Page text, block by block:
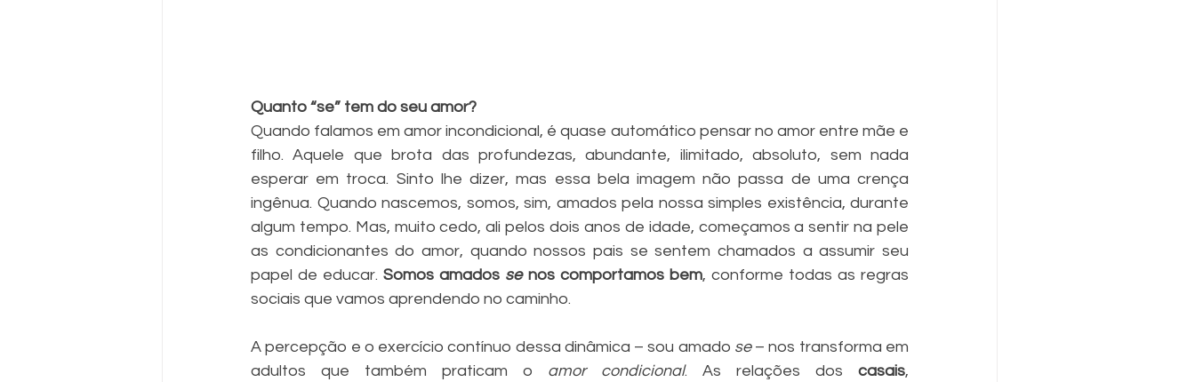
Quanto “se” tem do seu amor?
Quando falamos em amor incondicional, é quase automático pensar no amor entre mãe e
filho. Aquele que brota das profundezas, abundante, ilimitado, absoluto, sem nada
esperar em troca. Sinto lhe dizer, mas essa bela imagem não passa de uma crença
ingênua. Quando nascemos, somos, sim, amados pela nossa simples existência, durante
algum tempo. Mas, muito cedo, ali pelos dois anos de idade, começamos a sentir na pele
as condicionantes do amor, quando nossos pais se sentem chamados a assumir seu
papel de educar. Somos amados se nos comportamos bem, conforme todas as regras
sociais que vamos aprendendo no caminho.
A percepção e o exercício contínuo dessa dinâmica – sou amado se – nos transforma em
adultos que também praticam o amor condicional. As relações dos casais,